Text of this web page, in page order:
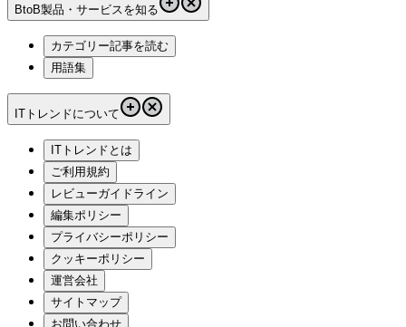
BtoB製品・サービスを知る
カテゴリー記事を読む
用語集
ITトレンドについて
ITトレンドとは
ご利用規約
レビューガイドライン
編集ポリシー
プライバシーポリシー
クッキーポリシー
運営会社
サイトマップ
お問い合わせ